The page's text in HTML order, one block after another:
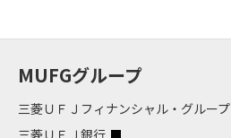
MUFGグループ
三菱ＵＦＪフィナンシャル・グループ
三菱ＵＦＪ銀行